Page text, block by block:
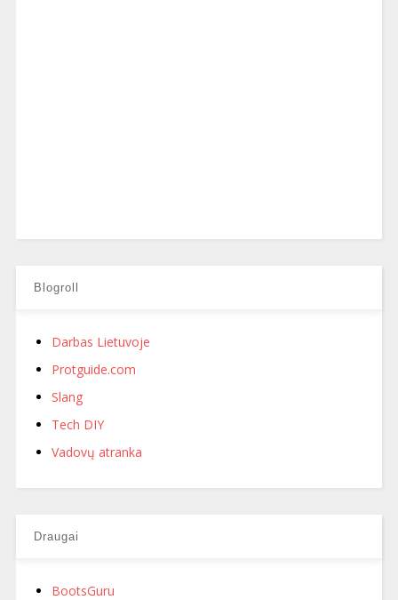
Blogroll
Darbas Lietuvoje
Protguide.com
Slang
Tech DIY
Vadovų atranka
Draugai
BootsGuru